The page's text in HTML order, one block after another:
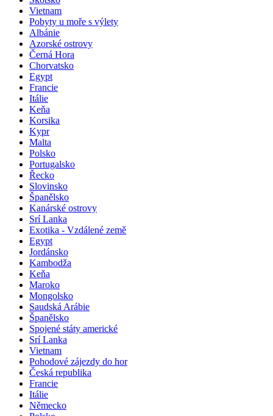
Skotsko
Vietnam
Pobyty u moře s výlety
Albánie
Azorské ostrovy
Černá Hora
Chorvatsko
Egypt
Francie
Itálie
Keňa
Korsika
Kypr
Malta
Polsko
Portugalsko
Řecko
Slovinsko
Španělsko
Kanárské ostrovy
Srí Lanka
Exotika - Vzdálené země
Egypt
Jordánsko
Kambodža
Keňa
Maroko
Mongolsko
Saudská Arábie
Španělsko
Spojené státy americké
Srí Lanka
Vietnam
Pohodové zájezdy do hor
Česká republika
Francie
Itálie